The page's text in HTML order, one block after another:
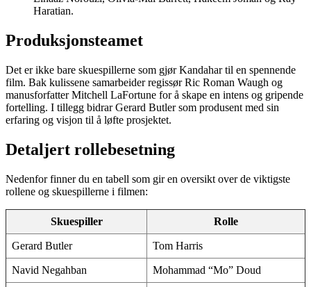
Haratian.
Produksjonsteamet
Det er ikke bare skuespillerne som gjør Kandahar til en spennende
film. Bak kulissene samarbeider regissør Ric Roman Waugh og
manusforfatter Mitchell LaFortune for å skape en intens og gripende
fortelling. I tillegg bidrar Gerard Butler som produsent med sin
erfaring og visjon til å løfte prosjektet.
Detaljert rollebesetning
Nedenfor finner du en tabell som gir en oversikt over de viktigste
rollene og skuespillerne i filmen:
Skuespiller Rolle
Gerard Butler Tom Harris
Navid Negahban Mohammad “Mo” Doud